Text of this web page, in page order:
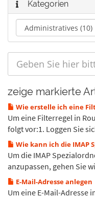
Kategorien
zeige markierte
Wie erstelle ich eine
Um eine Filterregel in
folgt vor:1. Loggen Sie
Wie kann ich die IMAP
Um die IMAP
anzupassen, gehen Sie
E-Mail-Adresse anlegen
Um eine E-Mail-Adresse